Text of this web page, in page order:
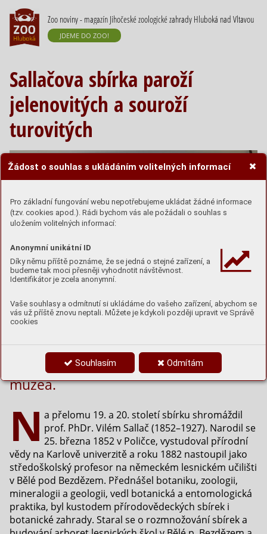
Žádost o souhlas s ukládáním volitelných informací
Pro základní fungování webu nepotřebujeme ukládat žádné informace
(tzv. cookies apod.). Rádi bychom vás ale požádali o souhlas s
uložením volitelných informací:
Anonymní unikátní ID
Díky němu příště poznáme, že se jedná o stejné zařízení, a
budeme tak moci přesněji vyhodnotit návštěvnost.
Identifikátor je zcela anonymní.
Vaše souhlasy a odmítnutí si ukládáme do vašeho zařízení, abychom se
vás už příště znovu neptali. Můžete je kdykoli později upravit ve Správě
cookies
Souhlasím Odmítám
Zoo noviny - magazín Jihočeské zoologické zahrady Hluboká nad Vltavou
JDEME DO ZOO!
Sallačova sbírka paroží
jelenovitých a souroží
turovitých
souroží turovitých, která je k vidění
v loveckém zámku Ohrada v Hluboké
nad Vltavou, patří k nejcennějším
kolekcím Národního zemědělského
muzea.
N a přelomu 19. a 20. století sbírku shromáždil
prof. PhDr. Vilém Sallač (1852–1927). Narodil se
25. března 1852 v Poličce, vystudoval přírodní
vědy na Karlově univerzitě a roku 1882 nastoupil jako
středoškolský profesor na německém lesnickém učilišti
v Bělé pod Bezdězem. Přednášel botaniku, zoologii,
mineralogii a geologii, vedl botanická a entomologická
praktika, byl kustodem přírodovědeckých sbírek i
botanické zahrady. Staral se o rozmnožování sbírek a